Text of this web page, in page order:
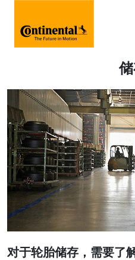
对于轮胎储存，需要了